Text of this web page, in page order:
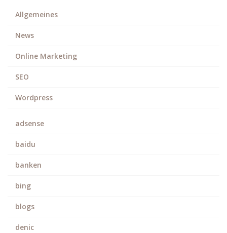
Allgemeines
News
Online Marketing
SEO
Wordpress
adsense
baidu
banken
bing
blogs
denic